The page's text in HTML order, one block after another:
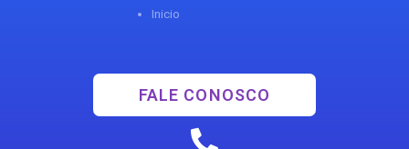
Inicio
FALE CONOSCO